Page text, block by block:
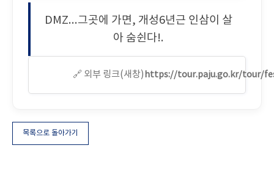
DMZ...그곳에 가면, 개성6년근 인삼이 살
아 숨쉰다!.
                        🔗 외부 링크(새창)
https://tour.paju.go.kr/tour/
목록으로 돌아가기